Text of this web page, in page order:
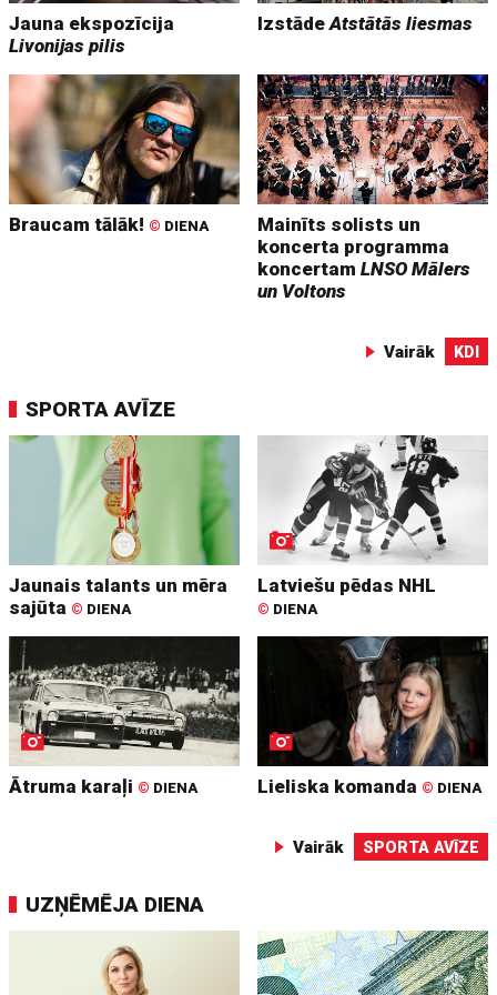
Jauna ekspozīcija
Livonijas pilis
IzstādeAtstātās liesmas
Braucam tālāk! © DIENA
Mainīts solists un
koncerta programma
koncertamLNSO Mālers
un Voltons
Vairāk KDI
SPORTA AVĪZE
Jaunais talants un mēra
sajūta © DIENA
Latviešu pēdas NHL
© DIENA
Ātruma karaļi © DIENA Lieliska komanda © DIENA
Vairāk SPORTA AVĪZE
UZŅĒMĒJA DIENA